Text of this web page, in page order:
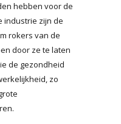
hebben voor de
industrie zijn de
rokers van de
door ze te laten
de gezondheid
zo